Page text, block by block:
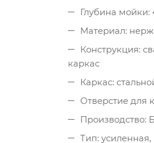
Глубина мойки:
Материал:
Конструкция:
каркас
Каркас:
Отверстие для
Производство:
Тип: усиленная,